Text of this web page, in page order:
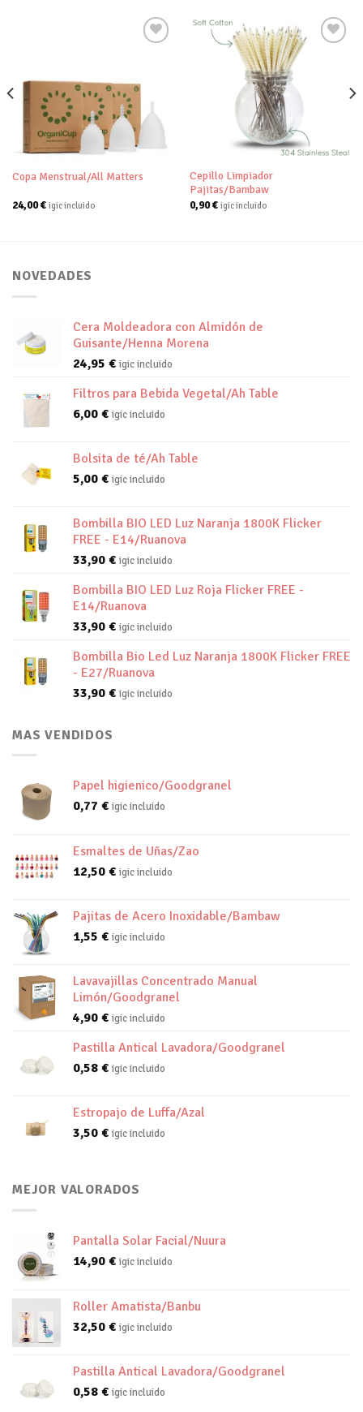
Añadir
lista de
deseos
Copa Menstrual/All Matters
24,00€ igic incluido
Cepillo Limpiador
Pajitas/Bambaw
0,90€ igic incluido
NOVEDADES
Cera Moldeadora con Almidón de
Guisante/Henna Morena
24,95 € igic incluido
Filtros para Bebida Vegetal/Ah Table
6,00 € igic incluido
Bolsita de té/Ah Table
5,00 € igic incluido
Bombilla BIO LED Luz Naranja 1800K Flicker
FREE - E14/Ruanova
33,90 € igic incluido
Bombilla BIO LED Luz Roja Flicker FREE -
E14/Ruanova
33,90 € igic incluido
Bombilla Bio Led Luz Naranja 1800K Flicker FREE
- E27/Ruanova
33,90 € igic incluido
MAS VENDIDOS
Papel higienico/Goodgranel
0,77 € igic incluido
Esmaltes de Uñas/Zao
12,50 € igic incluido
Pajitas de Acero Inoxidable/Bambaw
1,55 € igic incluido
Lavavajillas Concentrado Manual
Limón/Goodgranel
4,90 € igic incluido
Pastilla Antical Lavadora/Goodgranel
0,58 € igic incluido
Estropajo de Luffa/Azal
3,50 € igic incluido
MEJOR VALORADOS
Pantalla Solar Facial/Nuura
14,90 € igic incluido
Roller Amatista/Banbu
32,50 € igic incluido
Pastilla Antical Lavadora/Goodgranel
0,58 € igic incluido